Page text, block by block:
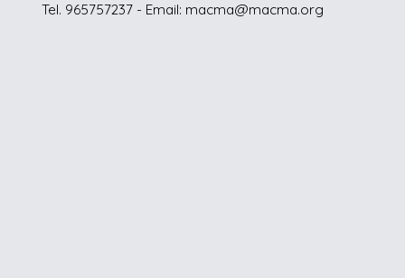
Tel. 965757237 - Email: macma@macma.org